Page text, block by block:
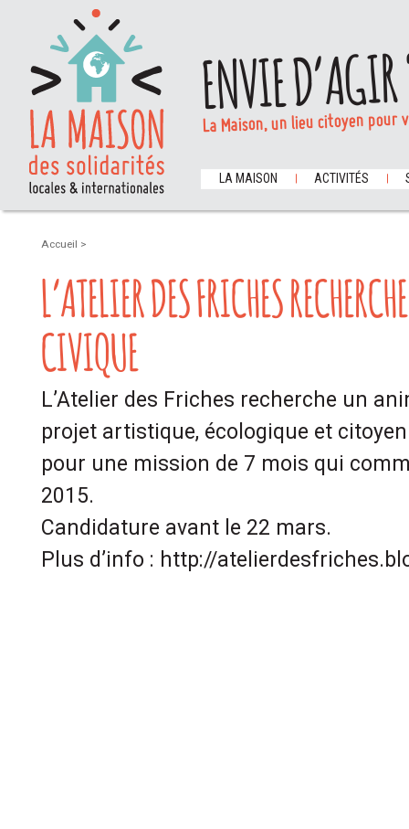
ENVIE
La Maison, un lieu citoyen
LA MAISON ACTIVITÉS
Accueil >
L’ATELIER DES FRICHES
CIVIQUE
L’Atelier des Friches recherche un
projet artistique, écologique et
pour une mission de 7 mois qui
2015.
Candidature avant le 22 mars.
Plus d’info : http://